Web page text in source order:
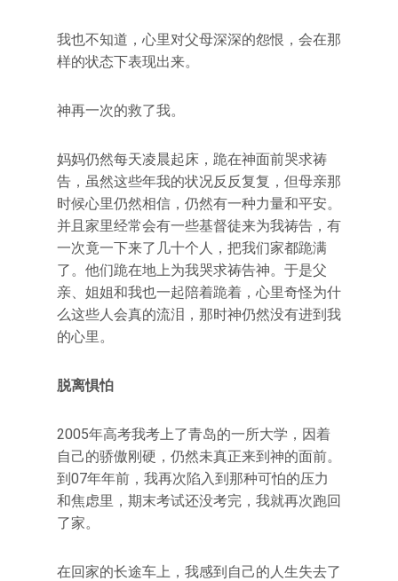
我也不知道，心里对父母深深的怨恨，会在那
样的状态下表现出来。
神再一次的救了我。
妈妈仍然每天凌晨起床，跪在神面前哭求祷
告，虽然这些年我的状况反反复复，但母亲那
时候心里仍然相信，仍然有一种力量和平安。
并且家里经常会有一些基督徒来为我祷告，有
一次竟一下来了几十个人，把我们家都跪满
了。他们跪在地上为我哭求祷告神。于是父
亲、姐姐和我也一起陪着跪着，心里奇怪为什
么这些人会真的流泪，那时神仍然没有进到我
的心里。
脱离惧怕
2005年高考我考上了青岛的一所大学，因着
自己的骄傲刚硬，仍然未真正来到神的面前。
到07年年前，我再次陷入到那种可怕的压力
和焦虑里，期末考试还没考完，我就再次跑回
了家。
在回家的长途车上，我感到自己的人生失去了